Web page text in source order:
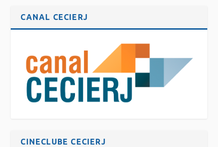
CANAL CECIERJ
CINECLUBE CECIERJ